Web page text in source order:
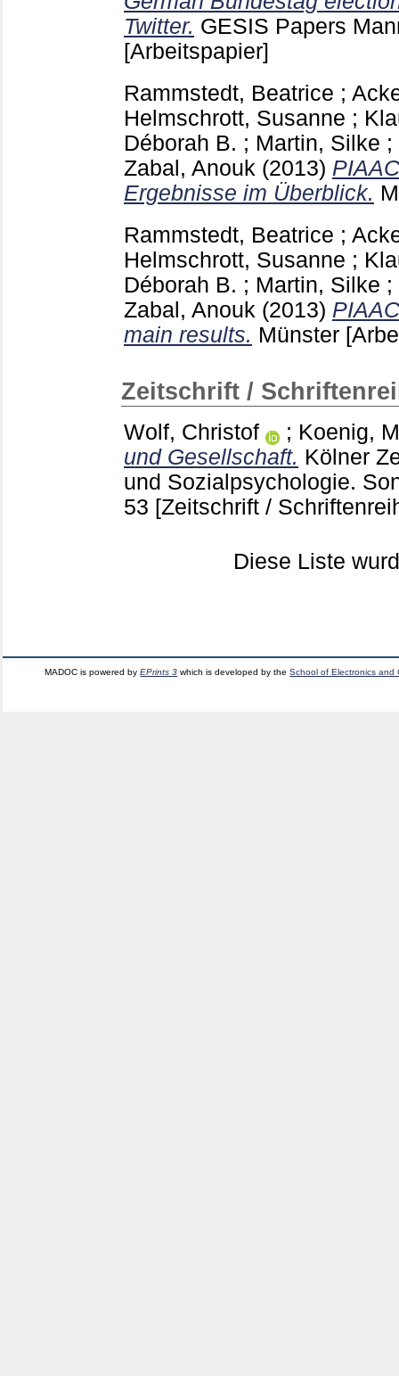
Twitter. GESIS Papers
[Arbeitspapier]
Rammstedt, Beatrice ;
Helmschrott, Susanne ;
Déborah B. ; Martin, Silke ;
Zabal, Anouk (2013)
Ergebnisse im Überblick.
Rammstedt, Beatrice ;
Helmschrott, Susanne ;
Déborah B. ; Martin, Silke ;
Zabal, Anouk (2013)
main results. Münster
Zeitschrift /
Wolf, Christof ; Koenig,
und Gesellschaft. Kölner
und Sozialpsychologie.
53 [Zeitschrift /
Diese Liste
MADOC is powered byEPrints 3 which is developed by theSchool of Electronics and